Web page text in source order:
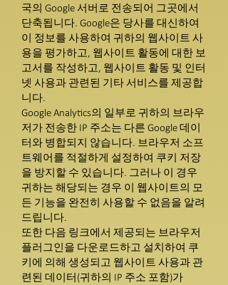
국의 Google 서버로 전송되어 그곳에서
단축됩니다. Google은 당사를 대신하여
이 정보를 사용하여 귀하의 웹사이트 사
용을 평가하고, 웹사이트 활동에 대한 보
고서를 작성하고, 웹사이트 활동 및 인터
넷 사용과 관련된 기타 서비스를 제공합
니다.
Google Analytics의 일부로 귀하의 브라우
저가 전송한 IP 주소는 다른 Google 데이
터와 병합되지 않습니다. 브라우저 소프
트웨어를 적절하게 설정하여 쿠키 저장
을 방지할 수 있습니다. 그러나 이 경우
귀하는 해당되는 경우 이 웹사이트의 모
든 기능을 완전히 사용할 수 없음을 알려
드립니다.
또한 다음 링크에서 제공되는 브라우저
플러그인을 다운로드하고 설치하여 쿠
키에 의해 생성되고 웹사이트 사용과 관
련된 데이터(귀하의 IP 주소 포함)가